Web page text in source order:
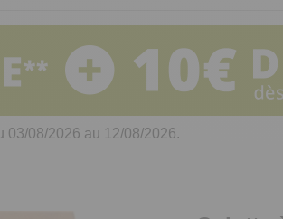
Notre produit du
Notre produit du
Notre produit du
Notre produit du
Notre produit du
Notre produit du
03/08/2026 au 12/08/2026.